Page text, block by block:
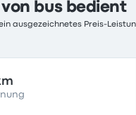
bus bedient
ausgezeichnetes Preis-